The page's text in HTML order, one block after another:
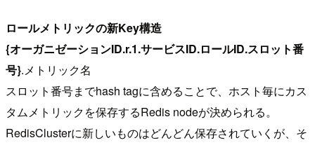
ロールメトリックの新Key構造
{オーガニゼーションID.r.1.サービスID.ロールID.スロット番
号}.メトリック名
スロット番号までhash tagに含めることで、ホスト毎にカス
タムメトリックを保存するRedis nodeが決められる。
RedisClusterに新しいものはどんどん保存されていくが、そ